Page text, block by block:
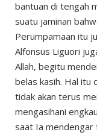
bantuan di tengah
suatu jaminan
Perumpamaan itu
Alfonsus Liguori
Allah, begitu
belas kasih. Hal itu
tidak akan terus
mengasihani
saat Ia mendengar